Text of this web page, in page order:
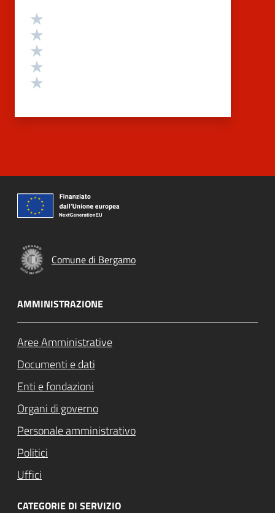
Valutazione
Comune di Bergamo
AMMINISTRAZIONE
Aree Amministrative
Documenti e dati
Enti e fondazioni
Organi di governo
Personale amministrativo
Politici
Uffici
CATEGORIE DI SERVIZIO